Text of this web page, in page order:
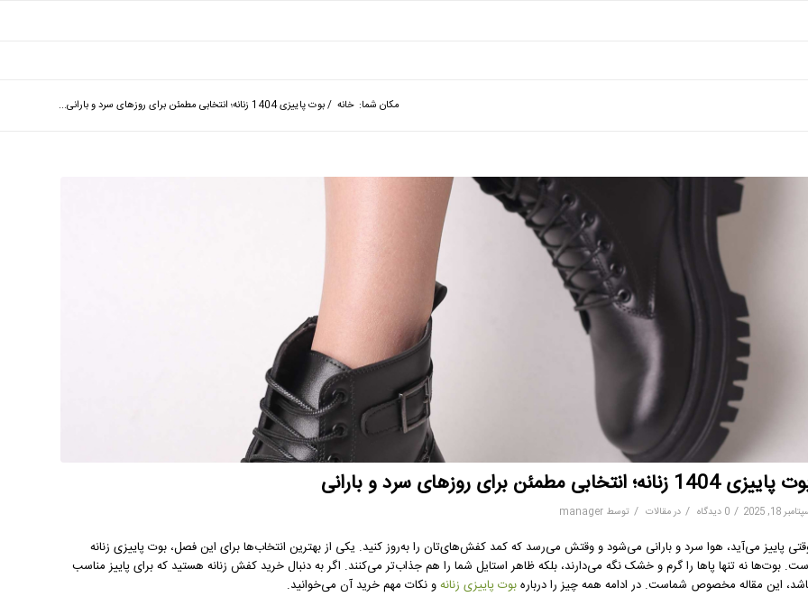
مکان شما: خانه /بوت پاییزی 1404 زنانه؛ انتخابی مطمئن برای روزهای سرد و بارانی...
1404 زنانه؛ انتخابی مطمئن برای روزهای سرد و بارانی
18, 2025
/ 0 دیدگاه / درمقالات / توسط manager
پاییز می‌آید، هوا سرد و بارانی می‌شود و وقتش می‌رسد که کمد کفش‌های‌تان را به‌روز کنید. یکی از بهترین انتخاب‌ها برای این فصل، بوت پاییزی زنانه
بوت‌ها نه تنها پاها را گرم و خشک نگه می‌دارند، بلکه ظاهر استایل شما را هم جذاب‌تر می‌کنند. اگر به دنبال خرید کفش زنانه هستید که برای پاییز مناسب
این مقاله مخصوص شماست. در ادامه همه چیز را دربارهبوت پاییزی زنانهو نکات مهم خرید آن می‌خوانید.